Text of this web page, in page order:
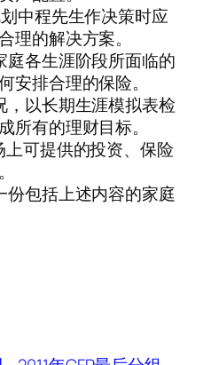
中程先生作决策时应
理的解决方案。
庭各生涯阶段所面临的
安排合理的保险。
，以长期生涯模拟表检
所有的理财目标。
可提供的投资、保险
份包括上述内容的家庭